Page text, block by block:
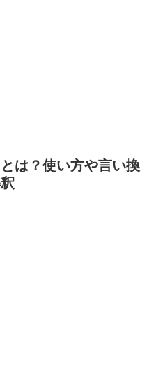
は？使い方や言い換